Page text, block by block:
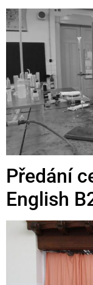
Předání
English